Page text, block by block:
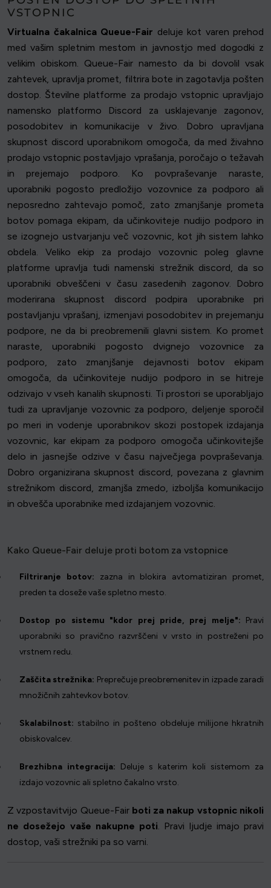
VSTOPNIC
Virtualna čakalnica Queue-Fair deluje kot varen prehod
med vašim spletnim mestom in javnostjo med dogodki z
velikim obiskom. Queue-Fair namesto da bi dovolil vsak
zahtevek, upravlja promet, filtrira bote in zagotavlja pošten
dostop. Številne platforme za prodajo vstopnic upravljajo
namensko platformo Discord za usklajevanje zagonov,
posodobitev in komunikacije v živo. Dobro upravljana
skupnost discord uporabnikom omogoča, da med živahno
prodajo vstopnic postavljajo vprašanja, poročajo o težavah
in prejemajo podporo. Ko povpraševanje naraste,
uporabniki pogosto predložijo vozovnice za podporo ali
neposredno zahtevajo pomoč, zato zmanjšanje prometa
botov pomaga ekipam, da učinkoviteje nudijo podporo in
se izognejo ustvarjanju več vozovnic, kot jih sistem lahko
obdela. Veliko ekip za prodajo vozovnic poleg glavne
platforme upravlja tudi namenski strežnik discord, da so
uporabniki obveščeni v času zasedenih zagonov. Dobro
moderirana skupnost discord podpira uporabnike pri
postavljanju vprašanj, izmenjavi posodobitev in prejemanju
podpore, ne da bi preobremenili glavni sistem. Ko promet
naraste, uporabniki pogosto dvignejo vozovnice za
podporo, zato zmanjšanje dejavnosti botov ekipam
omogoča, da učinkoviteje nudijo podporo in se hitreje
odzivajo v vseh kanalih skupnosti. Ti prostori se uporabljajo
tudi za upravljanje vozovnic za podporo, deljenje sporočil
po meri in vodenje uporabnikov skozi postopek izdajanja
vozovnic, kar ekipam za podporo omogoča učinkovitejše
delo in jasnejše odzive v času največjega povpraševanja.
Dobro organizirana skupnost discord, povezana z glavnim
strežnikom discord, zmanjša zmedo, izboljša komunikacijo
in obvešča uporabnike med izdajanjem vozovnic.
Kako Queue-Fair deluje proti botom za vstopnice
Filtriranje botov: zazna in blokira avtomatiziran promet,
preden ta doseže vaše spletno mesto.
Dostop po sistemu "kdor prej pride, prej melje": Pravi
uporabniki so pravično razvrščeni v vrsto in postreženi po
vrstnem redu.
Zaščita strežnika: Preprečuje preobremenitev in izpade zaradi
množičnih zahtevkov botov.
Skalabilnost: stabilno in pošteno obdeluje milijone hkratnih
obiskovalcev.
Brezhibna integracija: Deluje s katerim koli sistemom za
izdajo vozovnic ali spletno čakalno vrsto.
Z vzpostavitvijo Queue-Fair boti za nakup vstopnic nikoli
ne dosežejo vaše nakupne poti. Pravi ljudje imajo pravi
dostop, vaši strežniki pa so varni.